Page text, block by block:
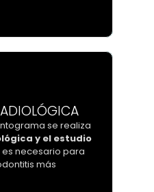
se realiza
y el estudio
es necesario para
más